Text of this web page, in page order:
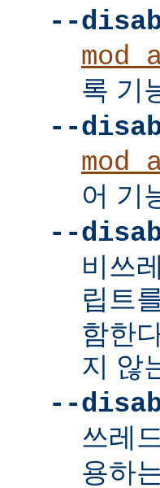
--
록 기
--
어 기
--
비쓰
립트
함한
지 않
--
쓰레
용하